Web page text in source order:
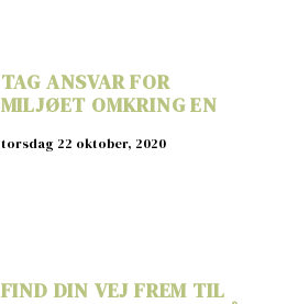
TAG ANSVAR FOR
MILJØET OMKRING EN
torsdag 22 oktober, 2020
FIND DIN VEJ FREM TIL